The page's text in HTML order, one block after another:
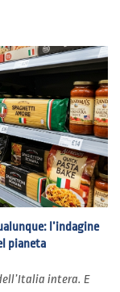
l’indagine
pianeta
intera. E